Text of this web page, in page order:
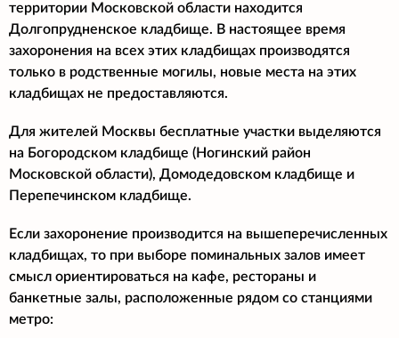
территории Московской области находится
Долгопрудненское кладбище. В настоящее время
захоронения на всех этих кладбищах производятся
только в родственные могилы, новые места на этих
кладбищах не предоставляются.
Для жителей Москвы бесплатные участки выделяются
на Богородском кладбище (Ногинский район
Московской области), Домодедовском кладбище и
Перепечинском кладбище.
Если захоронение производится на вышеперечисленных
кладбищах, то при выборе поминальных залов имеет
смысл ориентироваться на кафе, рестораны и
банкетные залы, расположенные рядом со станциями
метро: